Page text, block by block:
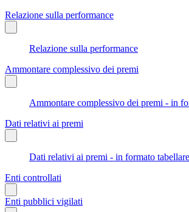
Relazione sulla performance
Relazione sulla performance
Ammontare complessivo dei premi
Ammontare complessivo dei premi - in
Dati relativi ai premi
Dati relativi ai premi - in formato tabellare
Enti controllati
Enti pubblici vigilati